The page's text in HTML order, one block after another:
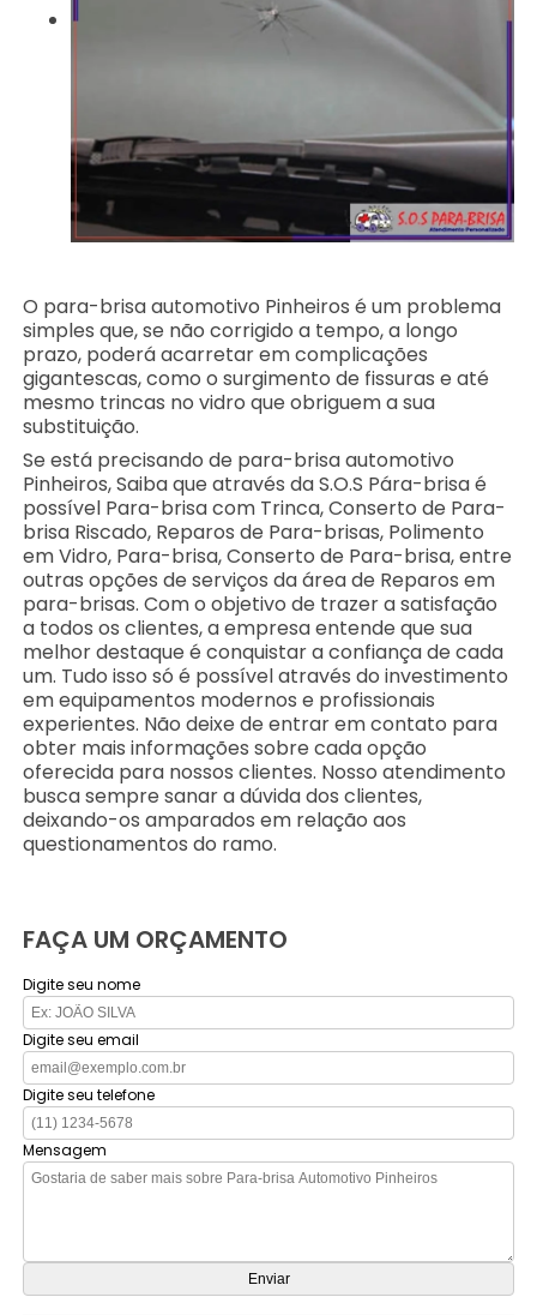
O para-brisa automotivo Pinheiros é um problema
simples que, se não corrigido a tempo, a longo
prazo, poderá acarretar em complicações
gigantescas, como o surgimento de fissuras e até
mesmo trincas no vidro que obriguem a sua
substituição.
Se está precisando de para-brisa automotivo
Pinheiros, Saiba que através da S.O.S Pára-brisa é
possível Para-brisa com Trinca, Conserto de Para-
brisa Riscado, Reparos de Para-brisas, Polimento
em Vidro, Para-brisa, Conserto de Para-brisa, entre
outras opções de serviços da área de Reparos em
para-brisas. Com o objetivo de trazer a satisfação
a todos os clientes, a empresa entende que sua
melhor destaque é conquistar a confiança de cada
um. Tudo isso só é possível através do investimento
em equipamentos modernos e profissionais
experientes. Não deixe de entrar em contato para
obter mais informações sobre cada opção
oferecida para nossos clientes. Nosso atendimento
busca sempre sanar a dúvida dos clientes,
deixando-os amparados em relação aos
questionamentos do ramo.
FAÇA UM ORÇAMENTO
Digite seu nome
Digite seu email
Digite seu telefone
Mensagem